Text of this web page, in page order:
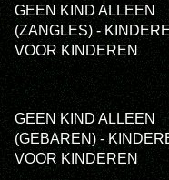
GEEN KIND ALLEEN
(ZANGLES) -
VOOR KINDEREN
GEEN KIND ALLEEN
(GEBAREN) -
VOOR KINDEREN